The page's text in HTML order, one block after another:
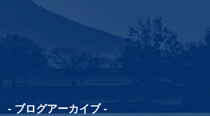
-​ ブログアーカイブ -